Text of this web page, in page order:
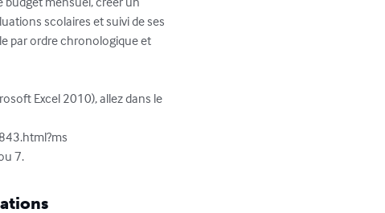
scolaires et suivi de ses
par ordre chronologique et
Excel 2010), allez dans le
7.